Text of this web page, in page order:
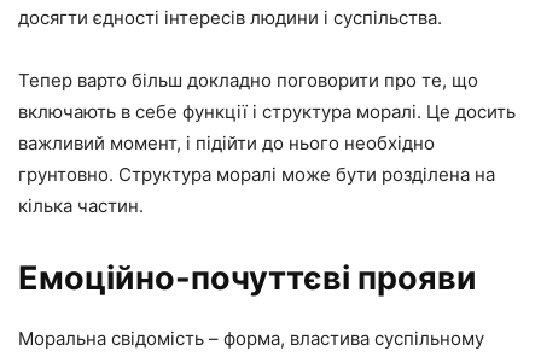
досягти єдності інтересів людини і суспільства.
Тепер варто більш докладно поговорити про те, що
включають в себе функції і структура моралі. Це досить
важливий момент, і підійти до нього необхідно
грунтовно. Структура моралі може бути розділена на
кілька частин.
Емоційно-почуттєві прояви
Моральна свідомість – форма, властива суспільному